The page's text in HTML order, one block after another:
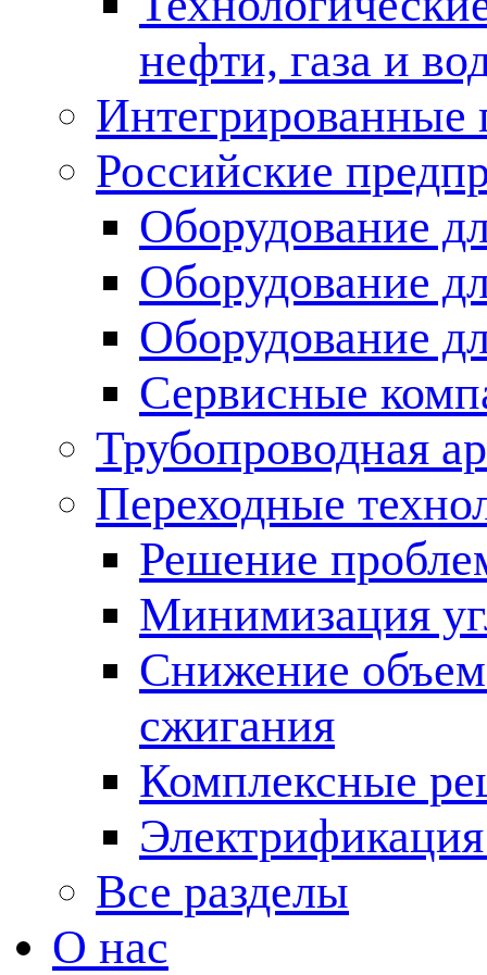
нефти, газа и
Российские
Оборудование
Оборудование
Оборудование
Сервисные
Трубопроводная
Переходные
Решение
Минимизация
Снижение
сжигания
Комплексные
Все разделы
О нас